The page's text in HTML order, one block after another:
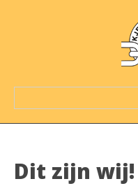
WAT IS DE KJEM?
GROEPEN
Dit zijn wij!